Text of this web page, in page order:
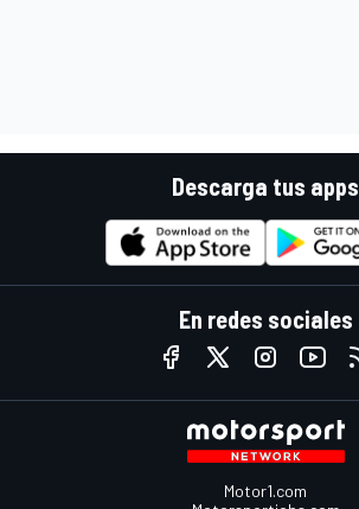
Descarga tus apps
En redes sociales
Motor1.com